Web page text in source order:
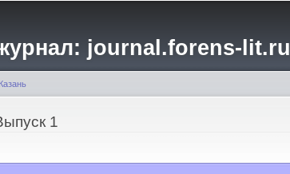
содержанию
journal.forens-lit.ru
Казань
1